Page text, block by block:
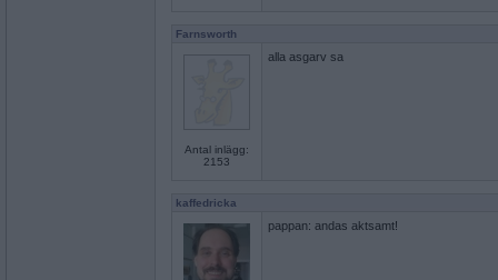
Farnsworth
Antal inlägg:
2153
alla asgarv sa
kaffedricka
pappan: andas aktsamt!